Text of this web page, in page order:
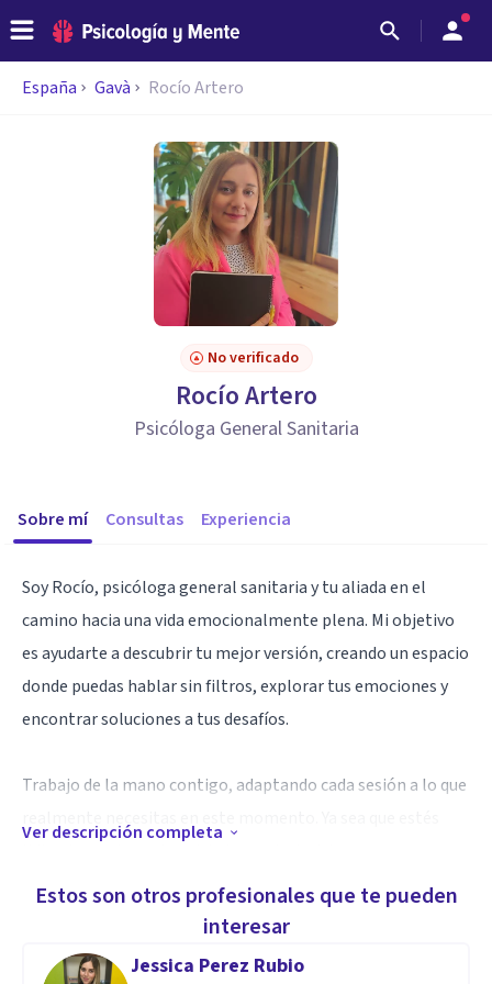
España Gavà Rocío Artero
No verificado
Rocío Artero
Psicóloga General Sanitaria
Sobre mí Consultas Experiencia
Soy Rocío, psicóloga general sanitaria y tu aliada en el
camino hacia una vida emocionalmente plena. Mi objetivo
es ayudarte a descubrir tu mejor versión, creando un espacio
donde puedas hablar sin filtros, explorar tus emociones y
encontrar soluciones a tus desafíos.
Trabajo de la mano contigo, adaptando cada sesión a lo que
simplemente buscando equilibrio, estoy aquí para guiarte
con empatía y compromiso.
Ver descripción completa
Estos son otros profesionales que te pueden
interesar
Jessica Perez Rubio